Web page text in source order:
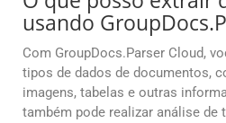
usando
Com GroupDocs.Parser Cloud,
tipos de dados de documentos,
imagens, tabelas e outras
também pode realizar análise de